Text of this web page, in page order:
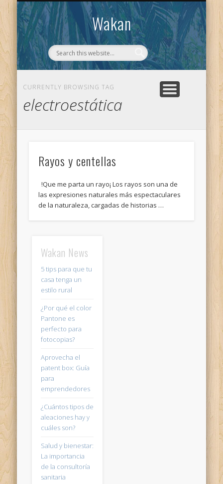
Wakan
WAKAN
CONTACTO
CURRENTLY BROWSING TAG
electroestática
Rayos y centellas
!Que me parta un rayo¡ Los rayos son una de
las expresiones naturales más espectaculares
de la naturaleza, cargadas de historias …
Wakan News
5 tips para que tu
casa tenga un
estilo rural
¿Por qué el color
Pantone es
perfecto para
fotocopias?
Aprovecha el
patent box: Guía
para
emprendedores
¿Cuántos tipos de
aleaciones hay y
cuáles son?
Salud y bienestar:
La importancia
de la consultoría
sanitaria